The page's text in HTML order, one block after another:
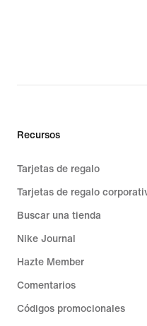
Recursos
Tarjetas de regalo
Tarjetas de regalo
Buscar una tienda
Nike Journal
Hazte Member
Comentarios
Códigos promocionales